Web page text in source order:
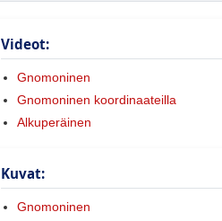
Videot:
Gnomoninen
Gnomoninen koordinaateilla
Alkuperäinen
Kuvat:
Gnomoninen